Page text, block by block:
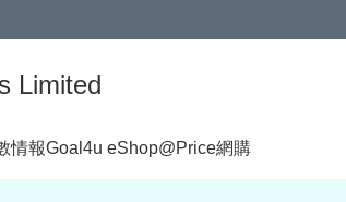
Limited
情報Goal4u eShop@Price網購